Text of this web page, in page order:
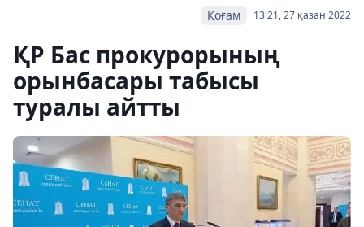
13:21, 27 қазан 2022
Қоғам
ҚР Бас прокурорының
орынбасары табысы
туралы айтты